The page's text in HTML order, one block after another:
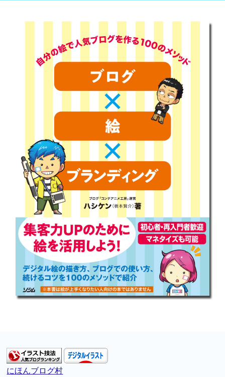
にほんブログ村